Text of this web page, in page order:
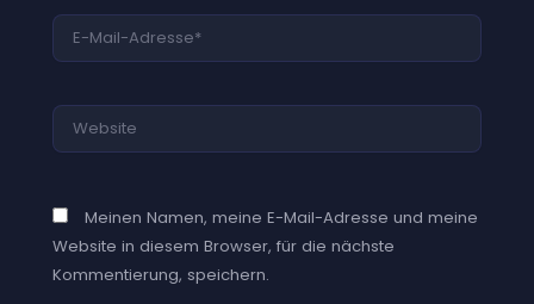
E-
Mail-
Website
Meinen Namen, meine E-Mail-Adresse und meine
Website in diesem Browser, für die nächste
Kommentierung, speichern.